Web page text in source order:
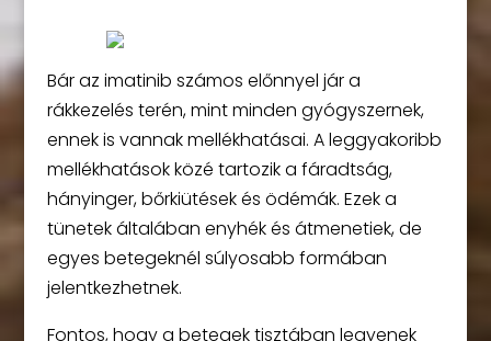
Bár az imatinib számos előnnyel jár a
rákkezelés terén, mint minden gyógyszernek,
ennek is vannak mellékhatásai. A leggyakoribb
mellékhatások közé tartozik a fáradtság,
hányinger, bőrkiütések és ödémák. Ezek a
tünetek általában enyhék és átmenetiek, de
egyes betegeknél súlyosabb formában
jelentkezhetnek.
Fontos, hogy a betegek tisztában legyenek